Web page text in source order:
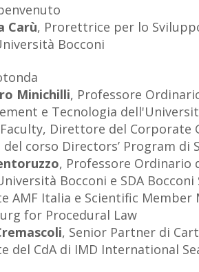
Carù, Prorettrice per lo
Bocconi
Minichilli, Professore
e Tecnologia
Direttore del Corporate
corso Directors’ Program di
, Professore
Bocconi e SDA
AMF Italia e Scientific
for Procedural Law
, Senior Partner di
del CdA di IMD International